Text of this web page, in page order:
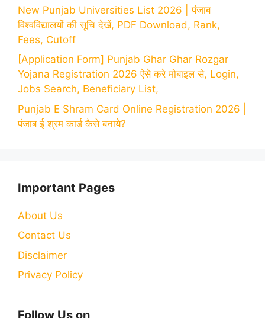
New Punjab Universities List 2026 | पंजाब
विश्वविद्यालयों की सूचि देखें, PDF Download, Rank,
Fees, Cutoff
[Application Form] Punjab Ghar Ghar Rozgar
Yojana Registration 2026 ऐसे करे मोबाइल से, Login,
Jobs Search, Beneficiary List,
Punjab E Shram Card Online Registration 2026 |
पंजाब ई श्रम कार्ड कैसे बनाये?
Important Pages
About Us
Contact Us
Disclaimer
Privacy Policy
Follow Us on